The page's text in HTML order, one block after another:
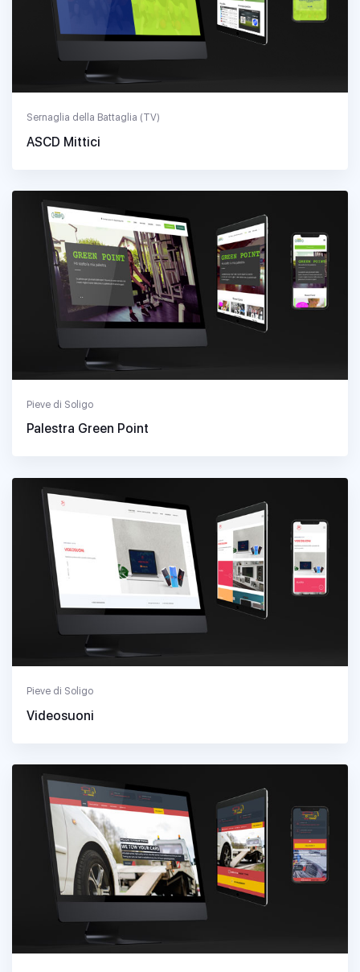
Sernaglia della Battaglia (TV)
ASCD Mittici
Pieve di Soligo
Palestra Green Point
Pieve di Soligo
Videosuoni